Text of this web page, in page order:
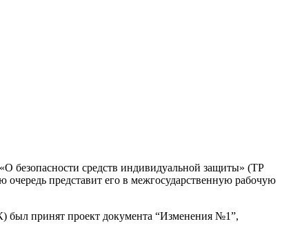
безопасности средств индивидуальной защиты» (ТР
представит его в межгосударственную рабочую
был принят проект документа “Изменения №1”,